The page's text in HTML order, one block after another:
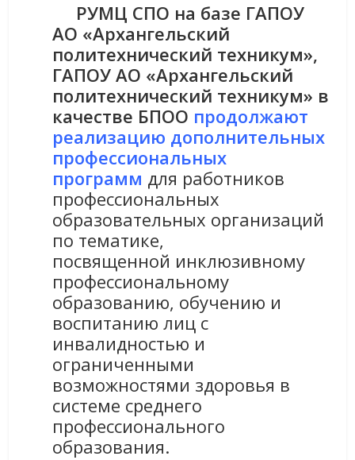
РУМЦ СПО на базе ГАПОУ
АО «Архангельский
политехнический техникум»,
ГАПОУ АО «Архангельский
политехнический техникум» в
качестве БПОО продолжают
реализацию дополнительных
профессиональных
программ для работников
профессиональных
образовательных организаций
по тематике,
посвященной инклюзивному
профессиональному
образованию, обучению и
воспитанию лиц с
инвалидностью и
ограниченными
возможностями здоровья в
системе среднего
профессионального
образования.